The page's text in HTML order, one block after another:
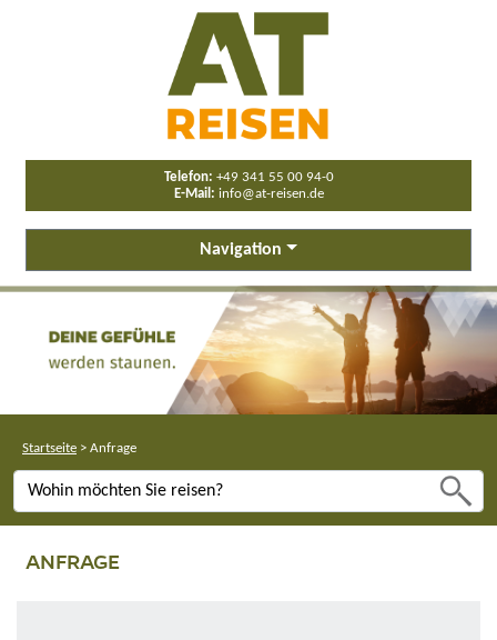
Telefon: +49 341 55 00 94-0
E-Mail: info@at-reisen.de
Navigation
Startseite > Anfrage
ANFRAGE